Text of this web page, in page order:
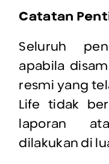
Catatan
Seluruh
apabila
resmi yang
Life tidak
laporan
dilakukan di